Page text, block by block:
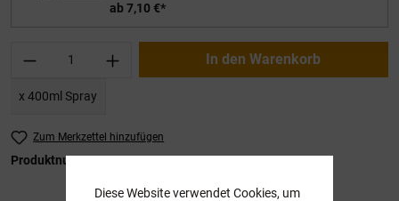
ab 7,10 €*
Produkt Anzahl: Gib den gewünschten
x 400ml Spray
In den Warenkorb
Zum Merkzettel hinzufügen
Produktnummer:SW11095
Diese Website verwendet Cookies, um